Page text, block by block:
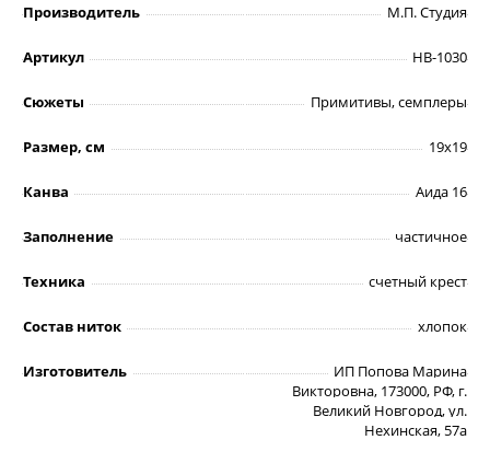
Производитель М.П. Студия
Артикул НВ-1030
Сюжеты Примитивы, семплеры
Размер, см 19х19
Канва Аида 16
Заполнение частичное
Техника счетный крест
Состав ниток хлопок
Изготовитель
ИП Попова Марина
Викторовна, 173000, РФ, г.
Великий Новгород, ул.
Нехинская, 57а